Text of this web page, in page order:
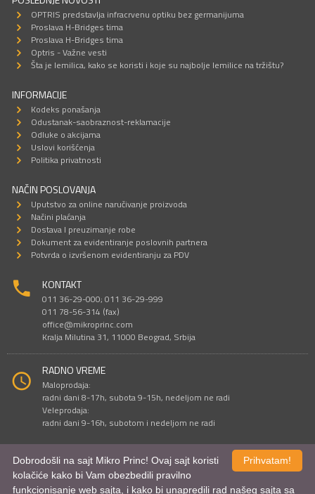
OPTRIS predstavlja infracrvenu optiku bez germanijuma
Proslava H-Bridges tima
Proslava H-Bridges tima
Optris - Važne vesti
Šta je lemilica, kako se koristi i koje su najbolje lemilice na tržištu?
INFORMACIJE
Kodeks ponašanja
Odustanak-saobraznost-reklamacije
Odluke o akcijama
Uslovi korišćenja
Politika privatnosti
NAČIN POSLOVANJA
Uputstvo za online naručivanje proizvoda
Načini plaćanja
Dostava I preuzimanje robe
Dokument za evidentiranje poslovnih partnera
Potvrda o izvršenom evidentiranju za PDV
KONTAKT
011 36-29-000; 011 36-29-999
011 78-56-314 (fax)
office@mikroprinc.com
Kralja Milutina 31, 11000 Beograd, Srbija
RADNO VREME
Maloprodaja:
radni dani 8-17h, subota 9-15h, nedeljom ne radi
Veleprodaja:
radni dani 9-16h, subotom i nedeljom ne radi
Sve cene su iskazane u dinarima. PDV je uračunat u cenu.
© Mikro Princ 1999 - 2026. Sva prava su zadržana.
Kreirao*nbgcreator |Izdrada Internet prodavnice, Izrada sajtai mobilnih
Prihvatam!
Dobrodošli na sajt Mikro Princ! Ovaj sajt koristi
kolačiće kako bi Vam obezbedili pravilno
funkcionisanje web sajta, i kako bi unapredili rad našeg sajta sa